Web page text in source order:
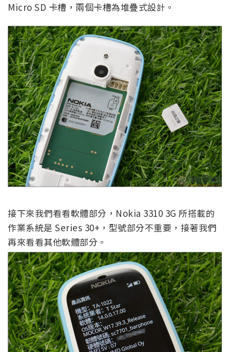
Micro SD 卡槽，兩個卡槽為堆疊式設計。
接下來我們看看軟體部分，Nokia 3310 3G 所搭載的
作業系統是 Series 30+，型號部分不重要，接著我們
再來看看其他軟體部分。